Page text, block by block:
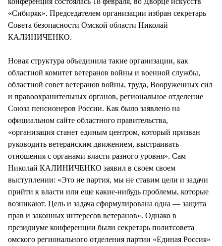
«Сибиряк». Председателем организации избран секретарь
Совета безопасности Омской области Николай
КАЛИНИЧЕНКО.
Новая структура объединила такие организации, как
областной комитет ветеранов войны и военной службы,
областной совет ветеранов войны, труда, Вооруженных сил
и правоохранительных органов, региональное отделение
Союза пенсионеров России. Как было заявлено на
официальном сайте областного правительства,
«организация станет единым центром, который призван
руководить ветеранским движением, выстраивать
отношения с органами власти разного уровня». Сам
Николай КАЛИНИЧЕНКО заявил в своем своем
выступлении: «Это не партия, мы не ставим цели и задачи
прийти к власти или еще какие-нибудь проблемы, которые
возникают. Цель и задача сформулирована одна — защита
прав и законных интересов ветеранов». Однако в
президиуме конференции были секретарь политсовета
омского регионального отделения партии «Единая Россия»